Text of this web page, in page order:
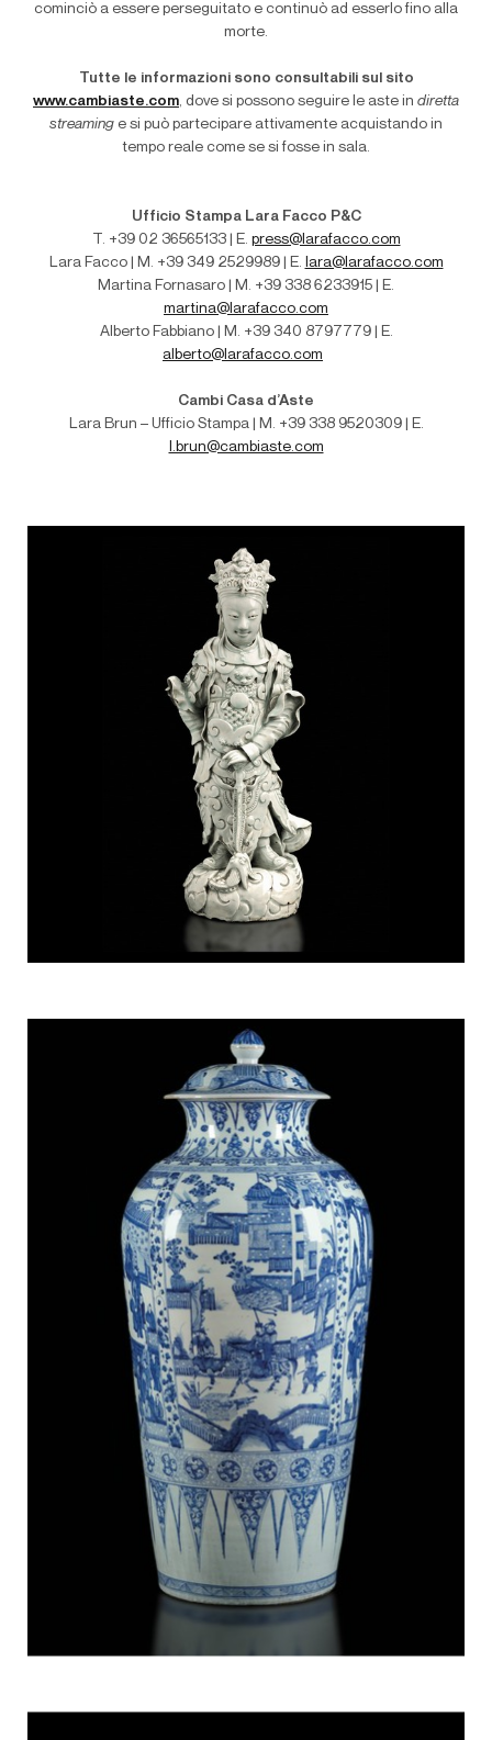
cominciò a essere perseguitato e continuò ad esserlo fino alla
morte.
Tutte le informazioni sono consultabili sul sito
www.cambiaste.com, dove si possono seguire le aste in diretta
streaming e si può partecipare attivamente acquistando in
tempo reale come se si fosse in sala.
Ufficio Stampa Lara Facco P&C
T. +39 02 36565133 | E. press@larafacco.com
Lara Facco | M. +39 349 2529989 | E. lara@larafacco.com
Martina Fornasaro | M. +39 338 6233915 | E.
martina@larafacco.com
Alberto Fabbiano | M. +39 340 8797779 | E.
alberto@larafacco.com
Cambi Casa d’Aste
Lara Brun – Ufficio Stampa | M. +39 338 9520309 | E.
l.brun@cambiaste.com